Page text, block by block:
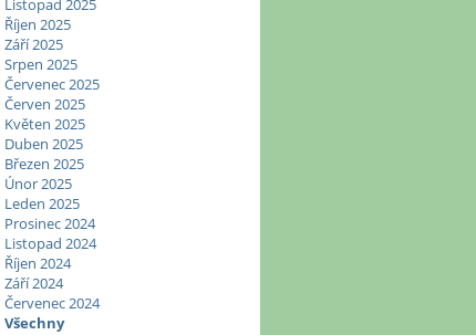
Listopad 2025
Říjen 2025
Září 2025
Srpen 2025
Červenec 2025
Červen 2025
Květen 2025
Duben 2025
Březen 2025
Únor 2025
Leden 2025
Prosinec 2024
Listopad 2024
Říjen 2024
Září 2024
Červenec 2024
Všechny